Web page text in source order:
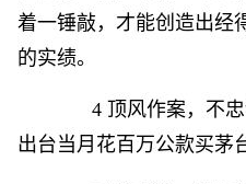
着一锤敲，才能创造出经
的实绩。
4 顶风作案，不忠
出台当月花百万公款买茅